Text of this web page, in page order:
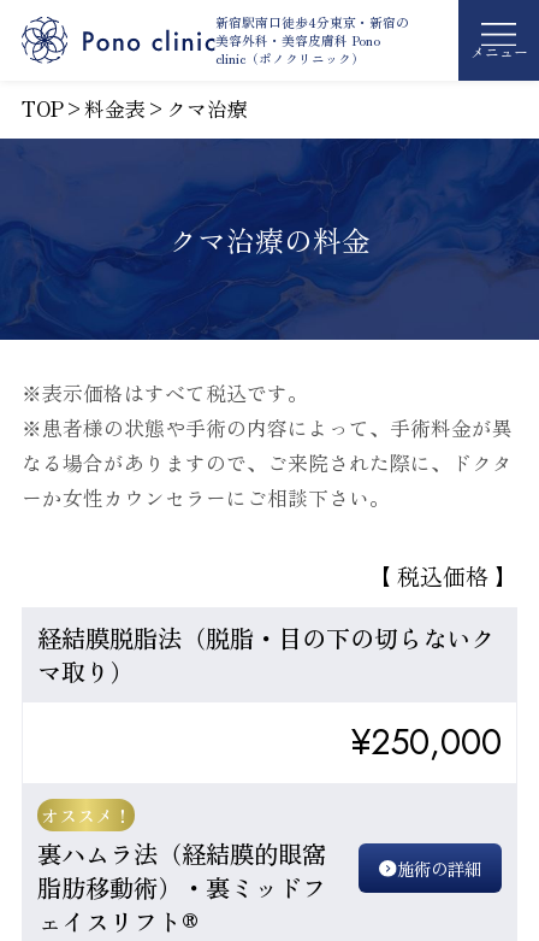
新宿駅南口徒歩4分東京・新宿の
美容外科・美容皮膚科 Pono
clinic（ポノクリニック）
メニュー
TOP>料金表 > クマ治療
クマ治療の料金
※表示価格はすべて税込です。
※患者様の状態や手術の内容によって、手術料金が異
なる場合がありますので、ご来院された際に、ドクタ
ーか女性カウンセラーにご相談下さい。
【 税込価格 】
経結膜脱脂法（脱脂・目の下の切らないク
マ取り）
¥250,000
オススメ！
裏ハムラ法（経結膜的眼窩
脂肪移動術）・裏ミッドフ
ェイスリフト®
施術の詳細